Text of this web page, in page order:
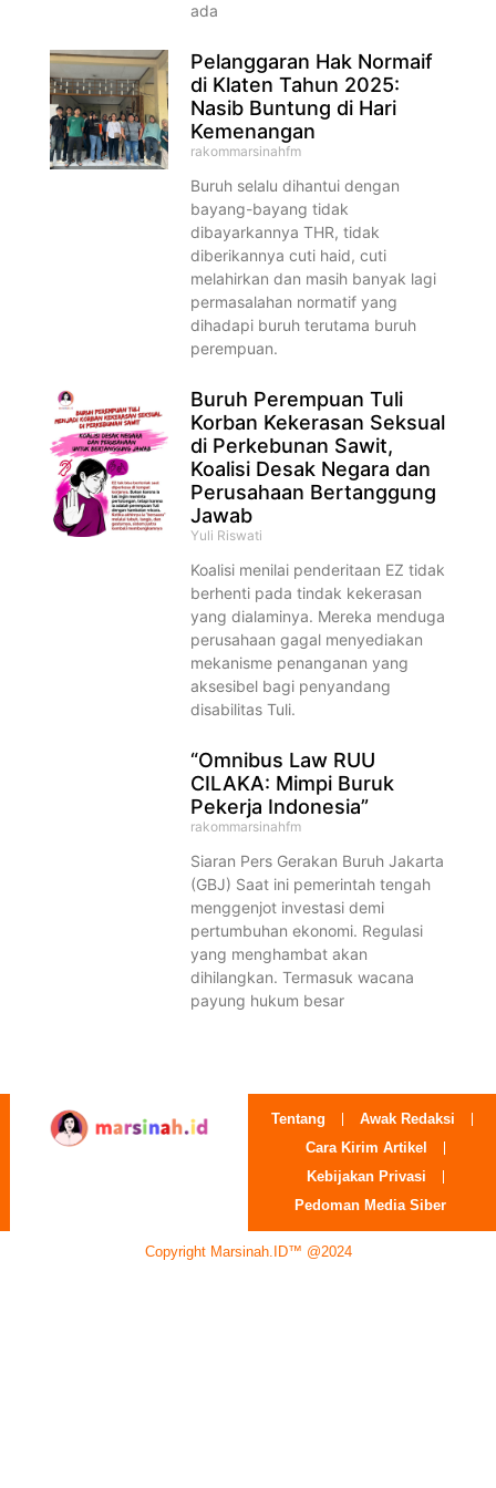
ada
Pelanggaran Hak Normaif
di Klaten Tahun 2025:
Nasib Buntung di Hari
Kemenangan
rakommarsinahfm
Buruh selalu dihantui dengan
bayang-bayang tidak
dibayarkannya THR, tidak
diberikannya cuti haid, cuti
melahirkan dan masih banyak lagi
permasalahan normatif yang
dihadapi buruh terutama buruh
perempuan.
Buruh Perempuan Tuli
Korban Kekerasan Seksual
di Perkebunan Sawit,
Koalisi Desak Negara dan
Perusahaan Bertanggung
Jawab
Yuli Riswati
Koalisi menilai penderitaan EZ tidak
berhenti pada tindak kekerasan
yang dialaminya. Mereka menduga
perusahaan gagal menyediakan
mekanisme penanganan yang
aksesibel bagi penyandang
disabilitas Tuli.
“Omnibus Law RUU
CILAKA: Mimpi Buruk
Pekerja Indonesia”
rakommarsinahfm
Siaran Pers Gerakan Buruh Jakarta
(GBJ) Saat ini pemerintah tengah
menggenjot investasi demi
pertumbuhan ekonomi. Regulasi
yang menghambat akan
dihilangkan. Termasuk wacana
payung hukum besar
Tentang
Awak Redaksi
Cara Kirim Artikel
Kebijakan Privasi
Pedoman Media Siber
Copyright Marsinah.ID™ @2024